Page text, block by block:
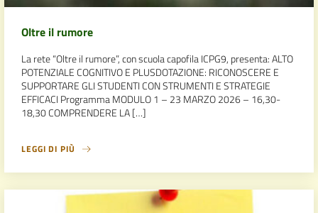
Oltre il rumore
La rete “Oltre il rumore”, con scuola capofila ICPG9, presenta: ALTO
POTENZIALE COGNITIVO E PLUSDOTAZIONE: RICONOSCERE E
SUPPORTARE GLI STUDENTI CON STRUMENTI E STRATEGIE
EFFICACI Programma MODULO 1 – 23 MARZO 2026 – 16,30-
18,30 COMPRENDERE LA […]
LEGGI DI PIÙ